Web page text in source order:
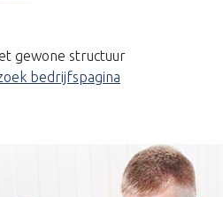
gewone structuur
bedrijfspagina